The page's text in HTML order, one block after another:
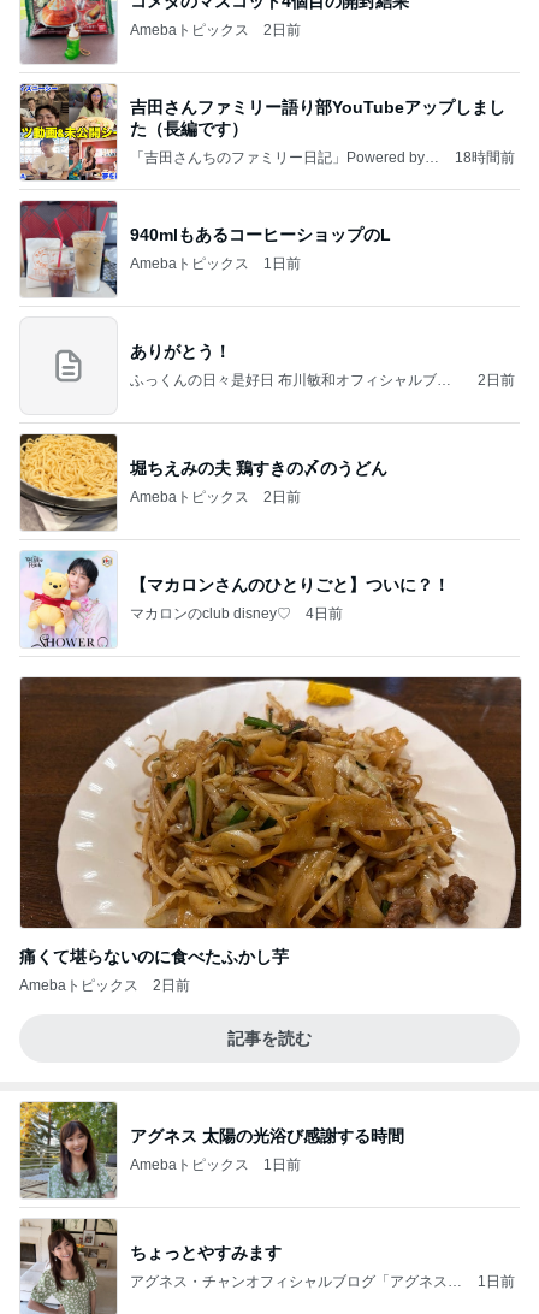
Amebaトピックス 2日前
吉田さんファミリー語り部YouTubeアップしまし
た（長編です）
「吉田さんちのファミリー日記」Powered by A
18時間前
940mlもあるコーヒーショップのL
Amebaトピックス 1日前
ありがとう！
ふっくんの日々是好日 布川敏和オフィシャルブロ
2日前
堀ちえみの夫 鶏すきの〆のうどん
Amebaトピックス 2日前
【マカロンさんのひとりごと】ついに？！
マカロンのclub disney♡ 4日前
痛くて堪らないのに食べたふかし芋
Amebaトピックス 2日前
記事を読む
アグネス 太陽の光浴び感謝する時間
Amebaトピックス 1日前
ちょっとやすみます
アグネス・チャンオフィシャルブログ「アグネスち
1日前